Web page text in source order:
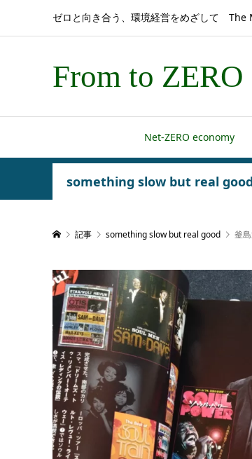
ゼロと向き合う、環境経営をめざして
From to ZERO
Net-ZERO economy
something slow but real good
記事 something slow but real good 釜